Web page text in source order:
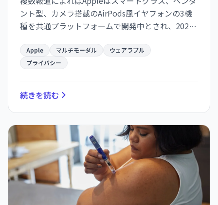
ント型、カメラ搭載のAirPods風イヤフォンの3機
種を共通プラットフォームで開発中とされ、2026
Apple マルチモーダル
ウェアラブル
プライバシー
続きを読む